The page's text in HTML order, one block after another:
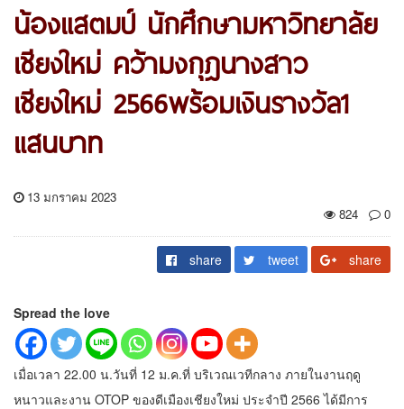
น้องแสตมป์ นักศึกษามหาวิทยาลัย
เชียงใหม่ คว้ามงกุฎนางสาว
เชียงใหม่ 2566พร้อมเงินรางวัล1
แสนบาท
13 มกราคม 2023
824
0
share tweet share
Spread the love
เมื่อเวลา 22.00 น.วันที่ 12 ม.ค.ที่ บริเวณเวทีกลาง ภายในงานฤดู
หนาวและงาน OTOP ของดีเมืองเชียงใหม่ ประจำปี 2566 ได้มีการ